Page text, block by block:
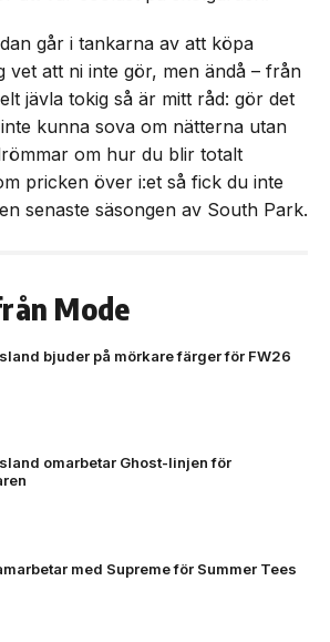
går i tankarna av att köpa
vet att ni inte gör, men ändå – från
jävla tokig så är mitt råd: gör det
kunna sova om nätterna utan
om hur du blir totalt
pricken över i:et så fick du inte
senaste säsongen av South Park.
Mode
bjuder på mörkare färger för FW26
omarbetar Ghost-linjen för
med Supreme för Summer Tees